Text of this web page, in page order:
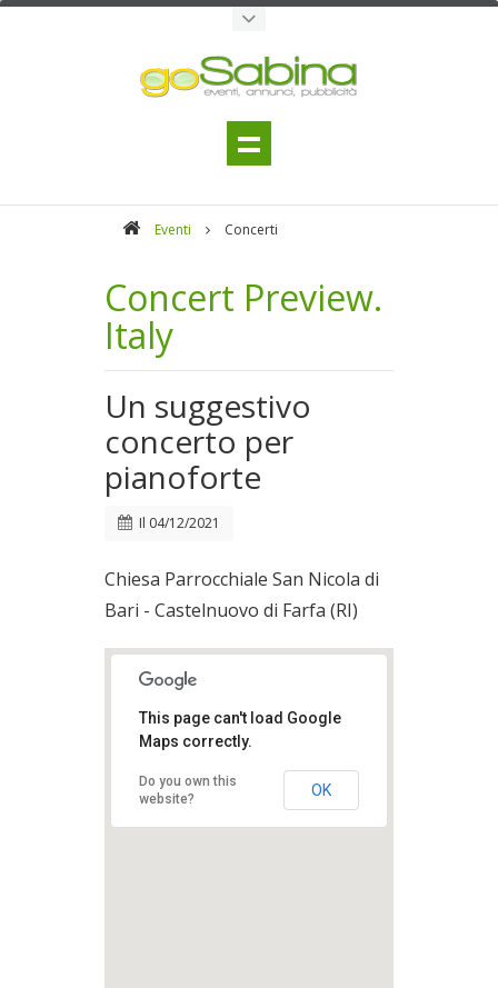
Eventi Concerti
Concert Preview.
Italy
Un suggestivo
concerto per
pianoforte
Il 04/12/2021
Chiesa Parrocchiale San Nicola di
Bari - Castelnuovo di Farfa (RI)
This page can't load Google
Maps correctly.
Do you own this
website?
OK